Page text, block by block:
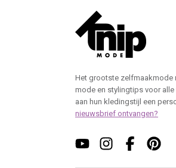
Het grootste zelfmaakmode
mode en stylingtips voor
aan hun kledingstijl een
nieuwsbrief ontvangen?